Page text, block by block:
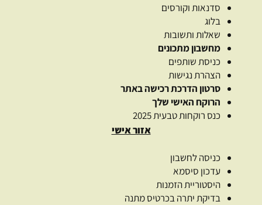
סדנאות וקורסים
בלוג
שאלות ותשובות
מחשבון מתכונים
כניסת שותפים
הצהרת נגישות
סרטון הדרכת רכישה באתר
הרוקח האישי שלך
כנס רוקחות טבעית 2025
אזור אישי
כניסה לחשבון
עדכון סיסמא
היסטוריית הזמנות
בדיקת יתרה בכרטיס מתנה